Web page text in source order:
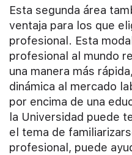
Esta segunda área
ventaja para los que
profesional. Esta
profesional al mundo
una manera más
dinámica al mercado
por encima de una
la Universidad puede
el tema de
profesional, puede